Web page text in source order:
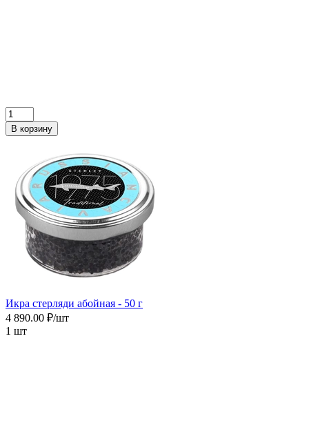
В корзину
Икра cтерляди абойная - 50 г
4 890.00 ₽/шт
1 шт